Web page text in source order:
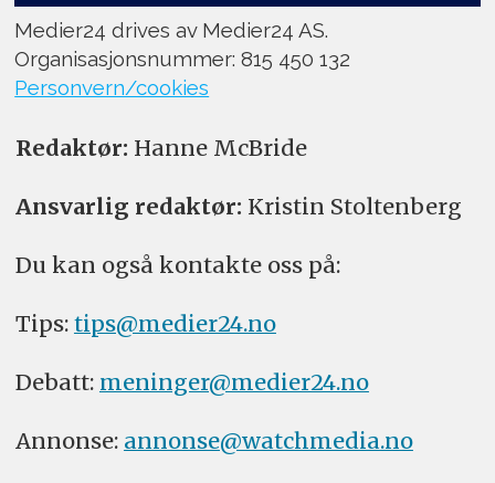
Medier24 drives av Medier24 AS.
Organisasjonsnummer: 815 450 132
Personvern/cookies
Redaktør: Hanne McBride
Ansvarlig redaktør: Kristin Stoltenberg
Du kan også kontakte oss på:
Tips: tips@medier24.no
Debatt: meninger@medier24.no
Annonse: annonse@watchmedia.no